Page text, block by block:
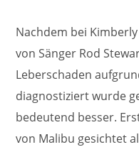
Nachdem bei
von Sänger Rod
Leberschaden
diagnostiziert wurde
bedeutend besser.
von Malibu gesichtet